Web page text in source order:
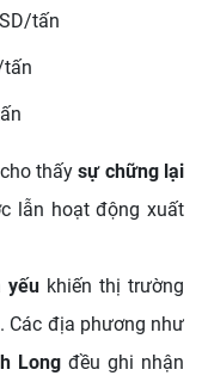
tấn
tấn
thấysự chững lại
lẫn hoạt động xuất
yếu khiến thị trường
Các địa phương như
Long đều ghi nhận